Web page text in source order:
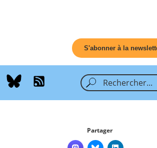
S'abonner à la
Partager